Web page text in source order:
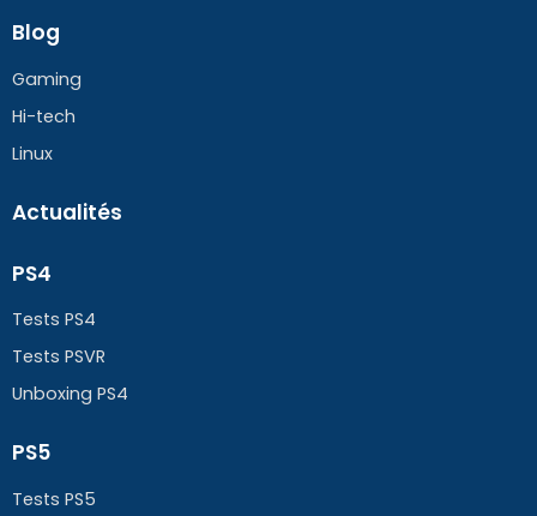
Blog
Gaming
Hi-tech
Linux
Actualités
PS4
Tests PS4
Tests PSVR
Unboxing PS4
PS5
Tests PS5